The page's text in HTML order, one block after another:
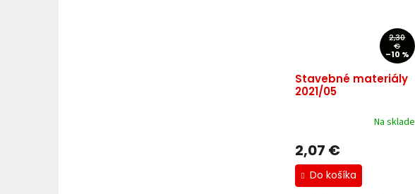
2,30
€
–10 %
Stavebné materiály
2021/05
Na sklade
2,07 €
Do košíka